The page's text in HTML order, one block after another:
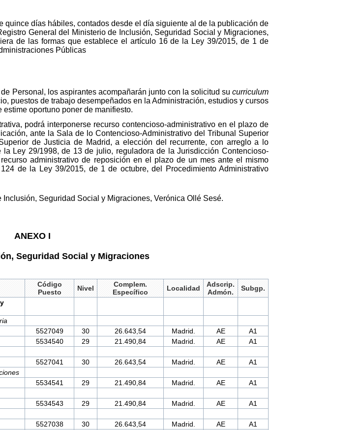
quince días hábiles, contados desde el día siguiente al de la publicación de
General del Ministerio de Inclusión, Seguridad Social y Migraciones,
de las formas que establece el artículo 16 de la Ley 39/2015, de 1 de
Públicas
Personal, los aspirantes acompañarán junto con la solicitud su curriculum
puestos de trabajo desempeñados en la Administración, estudios y cursos
oportuno poner de manifiesto.
podrá interponerse recurso contencioso-administrativo en el plazo de
ante la Sala de lo Contencioso-Administrativo del Tribunal Superior
de Justicia de Madrid, a elección del recurrente, con arreglo a lo
Ley 29/1998, de 13 de julio, reguladora de la Jurisdicción Contencioso-
administrativo de reposición en el plazo de un mes ante el mismo
de la Ley 39/2015, de 1 de octubre, del Procedimiento Administrativo
Seguridad Social y Migraciones, Verónica Ollé Sesé.
ANEXO I
Seguridad Social y Migraciones
Código
Puesto
Nivel
Complem.
Específico
Localidad
Adscrip.
Admón.
Subgp.
y
5527049 30 26.643,54 Madrid. AE
A1
5534540 29 21.490,84 Madrid. AE
A1
5527041 30 26.643,54 Madrid. AE
A1
5534541 29 21.490,84 Madrid. AE
A1
5534543 29 21.490,84 Madrid. AE
A1
5527038 30 26.643,54 Madrid. AE
A1